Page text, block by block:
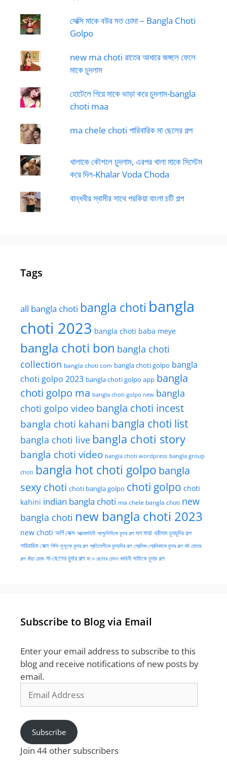
সেক্সি মাকে বউর মত চোদা – Bangla Choti
Golpo
new ma choti রাতের আধারে জঙ্গলে ফেলে
মাকে চুদলাম
হোটেলে গিয়ে মাকে ভাড়া করে চুদলাম-bangla
choti maa
ma chele choti পারিবারিক মা ছেলের গল্প
খালাকে কৌশলে চুদলাম, এরপর খালা মাকে সিস্টেম
করে দিল-Khalar Voda Choda
বান্ধবীর স্বামীর সাথে পরকিয়া বাংলা চটি গল্প
Tags
all bangla choti bangla choti bangla
choti 2023 bangla choti baba meye
bangla choti bon bangla choti
collection bangla choti com bangla choti golpo bangla
choti golpo 2023 bangla choti golpo app bangla
choti golpo ma bangla choti golpo new bangla
choti golpo video bangla choti incest
bangla choti kahani bangla choti list
bangla choti live bangla choti story
bangla choti video bangla choti wordpress bangla group
choti bangla hot choti golpo bangla
sexy choti choti bangla golpo choti golpo choti
kahini indian bangla choti ma chele bangla choti new
bangla choti new bangla choti 2023
new choti অর্গি সেক্স আত্মকাহিনী আপু/দিদিকে চুদার গল্প গুদ মারা থ্রীসাম চুদাচুদির গল্প
পারিবারিক সেক্স পিসি-ফুফুকে চুদার গল্প প্রতিবেশীকে চুদাচদির গল্প প্রেমিক-প্রেমিকাকে চুদার গল্প বউ চোদার
গল্প বাঁড়া চোষা মা-ছেলের চুদার গল্প মা ও ছেলের চোদন কাহিনী মামিকে চুদার গল্প
Subscribe to Blog via Email
Enter your email address to subscribe to this
blog and receive notifications of new posts by
email.
Address
Subscribe
Join 44 other subscribers